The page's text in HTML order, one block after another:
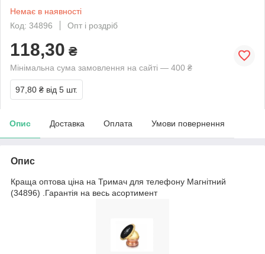
Немає в наявності
Код: 34896
Опт і роздріб
118,30 ₴
Мінімальна сума замовлення на сайті — 400 ₴
97,80 ₴ від 5 шт.
Опис Доставка Оплата Умови повернення
Опис
Краща оптова ціна на Тримач для телефону Магнітний
(34896) .Гарантія на весь асортимент